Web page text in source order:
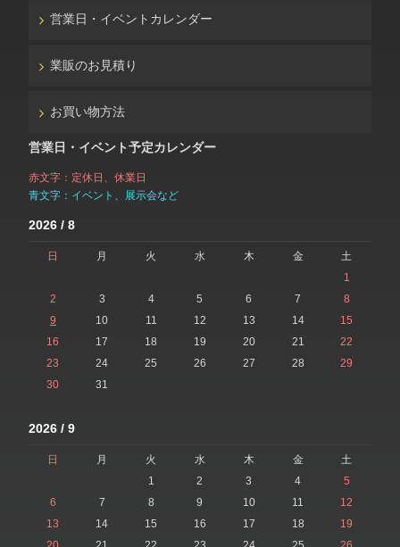
営業日・イベントカレンダー
業販のお見積り
お買い物方法
営業日・イベント予定カレンダー
赤文字：定休日、休業日
青文字：イベント、展示会など
2026 / 8
日 月 火 水 木 金
土
1
2
3 4 5 6 7
8
9
10 11 12 13 14
15
16
17 18 19 20 21
22
23
24 25 26 27 28
29
30
31
2026 / 9
日 月 火 水 木 金
土
1
2 3 4
5
6
7 8 9 10 11
12
13
14 15 16 17 18
19